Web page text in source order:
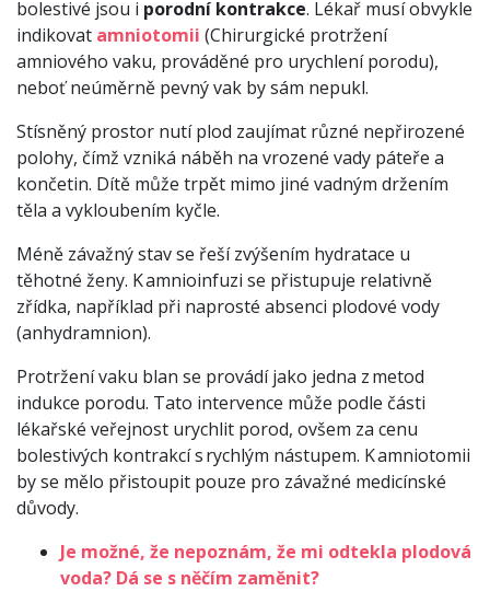
bolestivé jsou i porodní kontrakce. Lékař musí obvykle
indikovat amniotomii (Chirurgické protržení
amniového vaku, prováděné pro urychlení porodu),
neboť neúměrně pevný vak by sám nepukl.
Stísněný prostor nutí plod zaujímat různé nepřirozené
polohy, čímž vzniká náběh na vrozené vady páteře a
končetin. Dítě může trpět mimo jiné vadným držením
těla a vykloubením kyčle.
Méně závažný stav se řeší zvýšením hydratace u
těhotné ženy. K amnioinfuzi se přistupuje relativně
zřídka, například při naprosté absenci plodové vody
(anhydramnion).
Protržení vaku blan se provádí jako jedna z metod
indukce porodu. Tato intervence může podle části
lékařské veřejnost urychlit porod, ovšem za cenu
bolestivých kontrakcí s rychlým nástupem. K amniotomii
by se mělo přistoupit pouze pro závažné medicínské
důvody.
Je možné, že nepoznám, že mi odtekla plodová
voda? Dá se s něčím zaměnit?